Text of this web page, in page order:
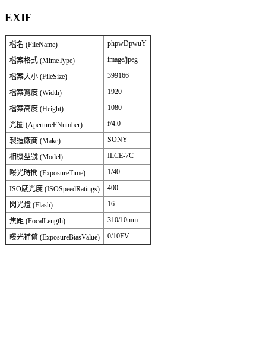
EXIF
檔名 (FileName) phpwDpwuY
檔案格式 (MimeType) image/jpeg
檔案大小 (FileSize) 399166
檔案寬度 (Width) 1920
檔案高度 (Height) 1080
光圈 (ApertureFNumber) f/4.0
製造廠商 (Make) SONY
相機型號 (Model) ILCE-7C
曝光時間 (ExposureTime) 1/40
ISO感光度 (ISOSpeedRatings) 400
閃光燈 (Flash) 16
焦距 (FocalLength) 310/10mm
曝光補償 (ExposureBiasValue) 0/10EV